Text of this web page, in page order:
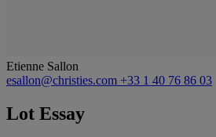
Etienne Sallon
esallon@christies.com +33 1 40 76 86 03
Lot Essay